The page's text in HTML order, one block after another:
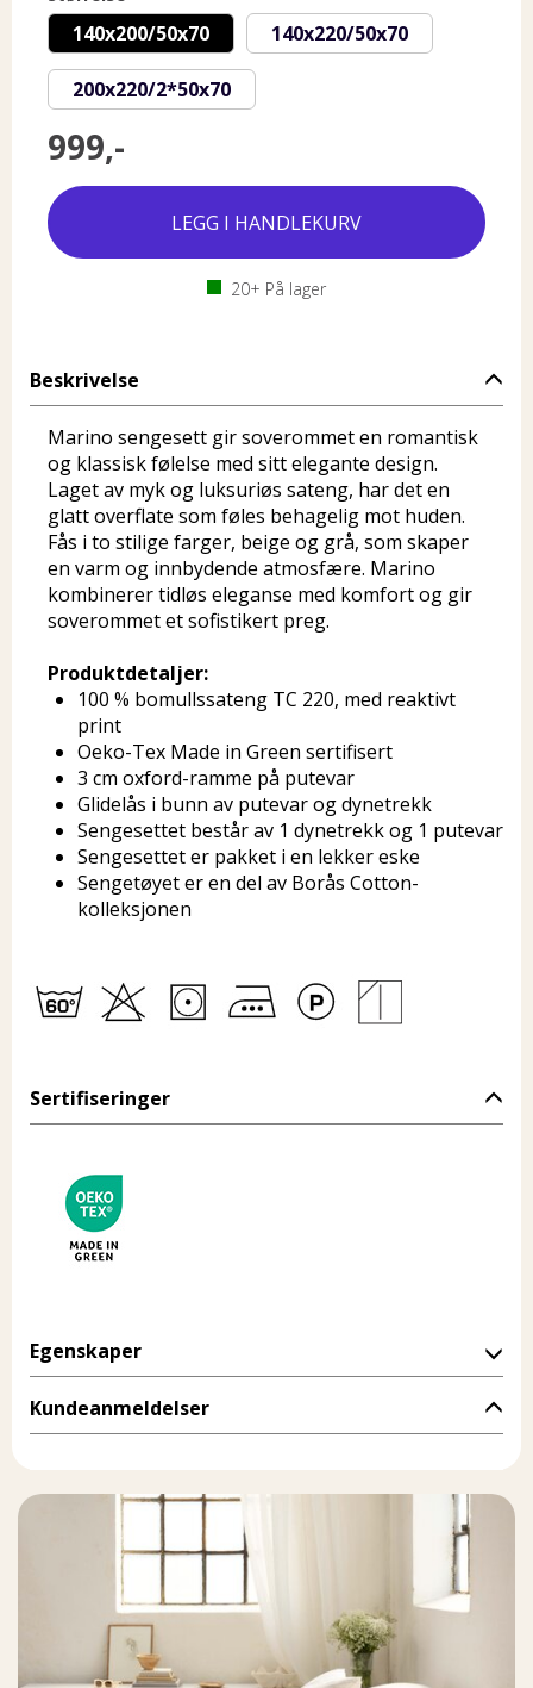
140x200/50x70 140x220/50x70
200x220/2*50x70
999,-
20+ På lager
Beskrivelse
Marino sengesett gir soverommet en romantisk
og klassisk følelse med sitt elegante design.
Laget av myk og luksuriøs sateng, har det en
glatt overflate som føles behagelig mot huden.
Fås i to stilige farger, beige og grå, som skaper
en varm og innbydende atmosfære. Marino
kombinerer tidløs eleganse med komfort og gir
soverommet et sofistikert preg.
Produktdetaljer:
100 % bomullssateng TC 220, med reaktivt
print
Oeko-Tex Made in Green sertifisert
3 cm oxford-ramme på putevar
Glidelås i bunn av putevar og dynetrekk
Sengesettet består av 1 dynetrekk og 1 putevar
Sengesettet er pakket i en lekker eske
Sengetøyet er en del av Borås Cotton-
kolleksjonen
Sertifiseringer
Egenskaper
Kundeanmeldelser